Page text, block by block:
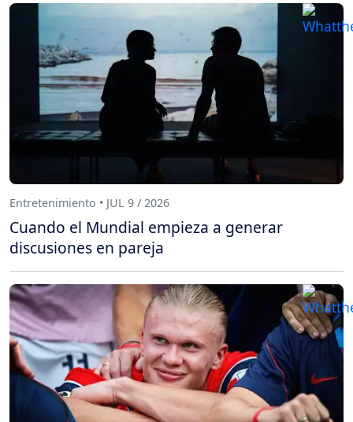
Entretenimiento • JUL 9 / 2026
Cuando el Mundial empieza a generar
discusiones en pareja